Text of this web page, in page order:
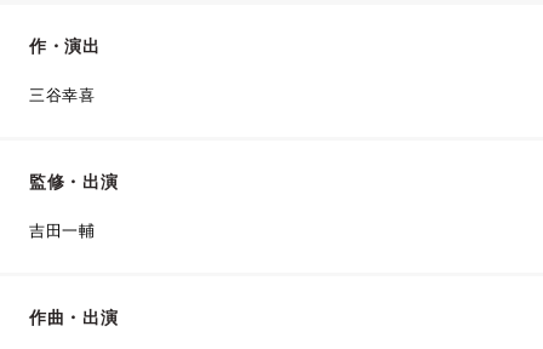
作・演出
三谷幸喜
監修・出演
吉田一輔
作曲・出演